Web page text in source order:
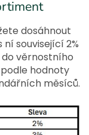
dosáhnout
související 2%
věrnostního
hodnoty
měsíců.